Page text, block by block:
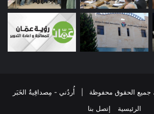
الرئيسية
إتصل بنا